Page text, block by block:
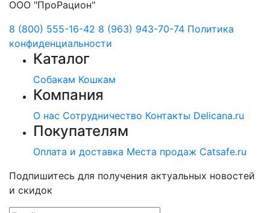
ООО "ПроРацион"
8 (800) 555-16-42 8 (963) 943-70-74 Политика
конфиденциальности
Каталог
Собакам Кошкам
Компания
О нас Сотрудничество Контакты Delicana.ru
Покупателям
Оплата и доставка Места продаж Catsafe.ru
Подпишитесь для получения актуальных новостей
и скидок